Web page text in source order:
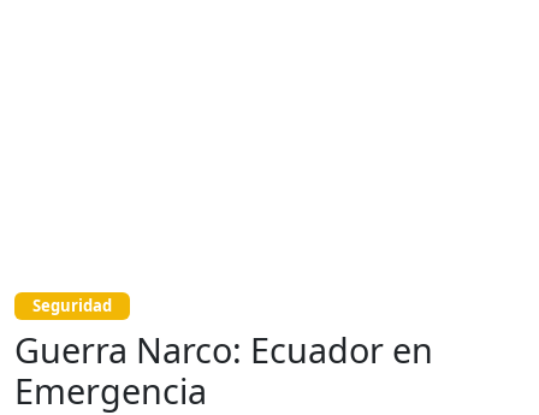
Seguridad
Guerra Narco: Ecuador en
Emergencia